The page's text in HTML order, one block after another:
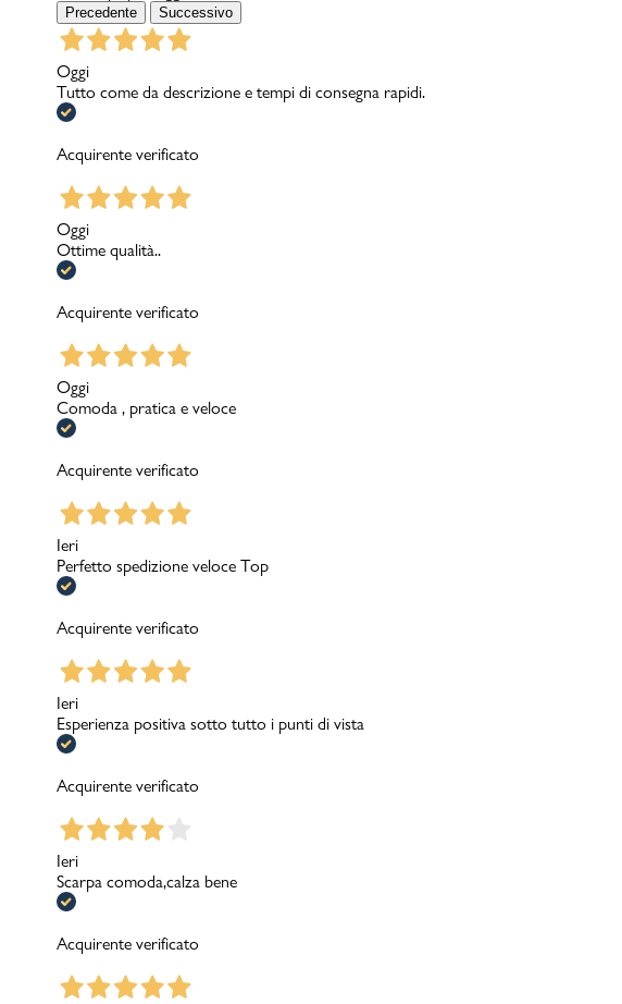
Precedente Successivo
Oggi
Tutto come da descrizione e tempi di consegna rapidi.
Acquirente verificato
Oggi
Ottime qualità..
Acquirente verificato
Oggi
Comoda , pratica e veloce
Acquirente verificato
Ieri
Perfetto spedizione veloce Top
Acquirente verificato
Ieri
Esperienza positiva sotto tutto i punti di vista
Acquirente verificato
Ieri
Scarpa comoda,calza bene
Acquirente verificato